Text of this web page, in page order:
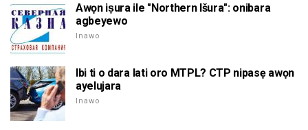
Awọn iṣura ile "Northern Išura": onibara
agbeyewo
Inawo
Ibi ti o dara lati oro MTPL? CTP nipasẹ awọn
ayelujara
Inawo